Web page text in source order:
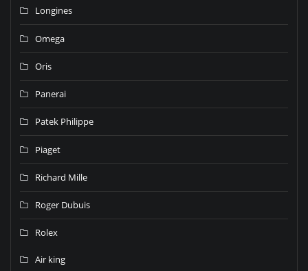
Longines
Omega
Oris
Panerai
Patek Philippe
Piaget
Richard Mille
Roger Dubuis
Rolex
Air king